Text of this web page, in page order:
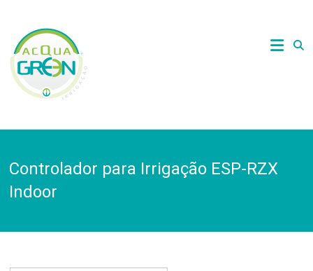
contentAcquagreen
Irrigação
Controlador para Irrigação ESP-RZX
Indoor